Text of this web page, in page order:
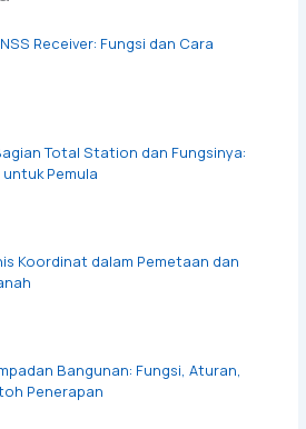
Receiver: Fungsi dan Cara
Total Station dan Fungsinya:
Pemula
Koordinat dalam Pemetaan dan
Bangunan: Fungsi, Aturan,
Penerapan